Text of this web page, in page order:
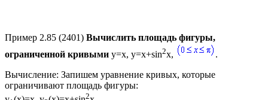
Пример 2.85 (2401) Вычислить площадь фигуры,
ограниченной кривыми y=x, y=x+sin2x,
.
Вычисление: Запишем уравнение кривых, которые
ограничивают площадь фигуры:
2